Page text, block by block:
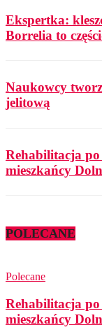
Ekspertka:
Borrelia to
Naukowcy
jelitową
Rehabilitacja
mieszkańcy
POLECANE
Polecane
Rehabilitacja
mieszkańcy